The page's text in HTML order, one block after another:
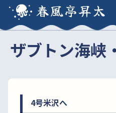
春風亭昇太
ザブトン海峡
4号米沢へ